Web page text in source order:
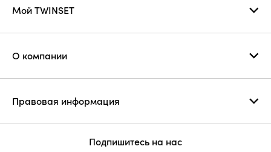
Мой TWINSET
О компании
Правовая информация
Подпишитесь на нас